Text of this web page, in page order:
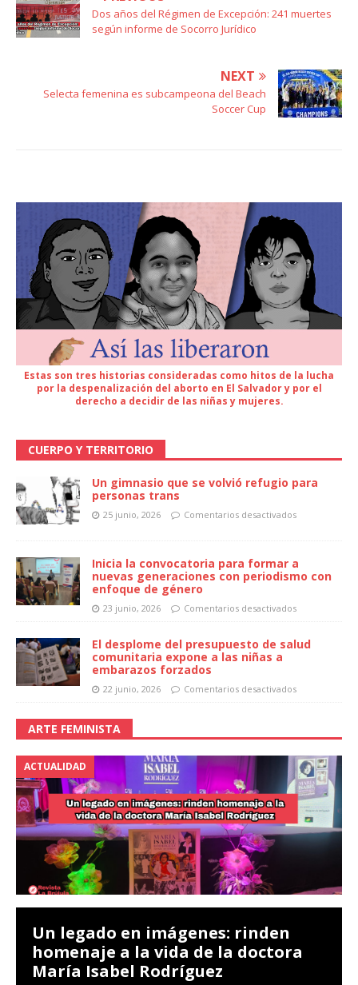
Dos años del Régimen de Excepción: 241 muertes
según informe de Socorro Jurídico
NEXT
Selecta femenina es subcampeona del Beach
Soccer Cup
Estas son tres historias consideradas como hitos de la lucha
por la despenalización del aborto en El Salvador y por el
derecho a decidir de las niñas y mujeres.
CUERPO Y TERRITORIO
Un gimnasio que se volvió refugio para
personas trans
25 junio, 2026 Comentarios desactivados
Inicia la convocatoria para formar a
nuevas generaciones con periodismo con
enfoque de género
23 junio, 2026 Comentarios desactivados
El desplome del presupuesto de salud
comunitaria expone a las niñas a
embarazos forzados
22 junio, 2026 Comentarios desactivados
ARTE FEMINISTA
ACTUALIDAD
Un legado en imágenes: rinden
homenaje a la vida de la doctora
María Isabel Rodríguez